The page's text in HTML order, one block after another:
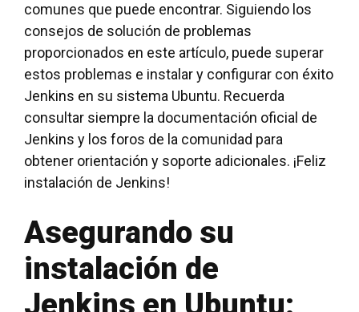
comunes que puede encontrar. Siguiendo los
consejos de solución de problemas
proporcionados en este artículo, puede superar
estos problemas e instalar y configurar con éxito
Jenkins en su sistema Ubuntu. Recuerda
consultar siempre la documentación oficial de
Jenkins y los foros de la comunidad para
obtener orientación y soporte adicionales. ¡Feliz
instalación de Jenkins!
Asegurando su
instalación de
Jenkins en Ubuntu: